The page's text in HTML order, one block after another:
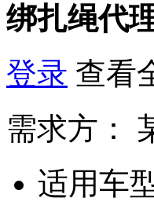
绑扎绳代
登录 查看
需求方：
适用车